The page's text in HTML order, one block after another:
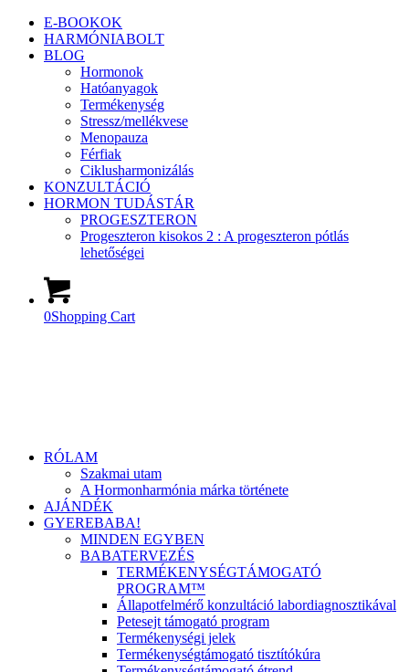
E-BOOKOK
HARMÓNIABOLT
BLOG
Hormonok
Hatóanyagok
Termékenység
Stressz/mellékvese
Menopauza
Férfiak
Ciklusharmonizálás
KONZULTÁCIÓ
HORMON TUDÁSTÁR
PROGESZTERON
Progeszteron kisokos 2 : A progeszteron pótlás
lehetőségei
0Shopping Cart
RÓLAM
Szakmai utam
A Hormonharmónia márka története
AJÁNDÉK
GYEREBABA!
MINDEN EGYBEN
BABATERVEZÉS
TERMÉKENYSÉGTÁMOGATÓ
PROGRAM™
Állapotfelmérő konzultáció labordiagnosztikával
Petesejt támogató program
Termékenységi jelek
Termékenységtámogató tisztítókúra